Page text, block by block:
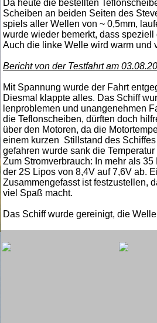
Da heute die bestellten
Scheiben an beiden Seiten des
spiels aller Wellen von ~ 0,5mm,
wurde wieder bemerkt, dass
Auch die linke Welle wird warm und
Bericht von der Testfahrt am
Mit Spannung wurde der Fahrt
Diesmal klappte alles. Das Schiff
lenproblemen und unangenehmen
die Teflonscheiben, dürften doch
über den Motoren, da die
einem kurzen Stillstand des
gefahren wurde sank die
Zum Stromverbrauch: In mehr als
der 2S Lipos von 8,4V auf 7,6V ab.
Zusammengefasst ist festzustellen,
viel Spaß macht.
Das Schiff wurde gereinigt, die